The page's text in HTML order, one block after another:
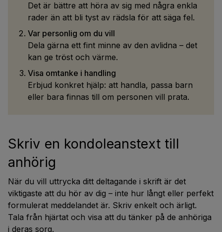
Det är bättre att höra av sig med några enkla
rader än att bli tyst av rädsla för att säga fel.
Var personlig om du vill
Dela gärna ett fint minne av den avlidna – det
kan ge tröst och värme.
Visa omtanke i handling
Erbjud konkret hjälp: att handla, passa barn
eller bara finnas till om personen vill prata.
Skriv en kondoleanstext till
anhörig
När du vill uttrycka ditt deltagande i skrift är det
viktigaste att du hör av dig – inte hur långt eller perfekt
formulerat meddelandet är. Skriv enkelt och ärligt.
Tala från hjärtat och visa att du tänker på de anhöriga
i deras sorg.